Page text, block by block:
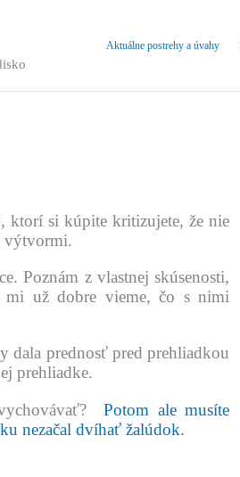
Aktuálne postrehy a úvahy
ktorí si kúpite kritizujete, že nie
výtvormi.
Poznám z vlastnej skúsenosti,
mi už dobre vieme, čo s nimi
dala prednosť pred prehliadkou
prehliadke.
Potom ale musíte
nezačal dvíhať žalúdok.